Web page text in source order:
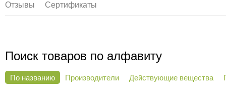
Отзывы Сертификаты
Поиск товаров по алфавиту
По названию Производители Действующие вещества